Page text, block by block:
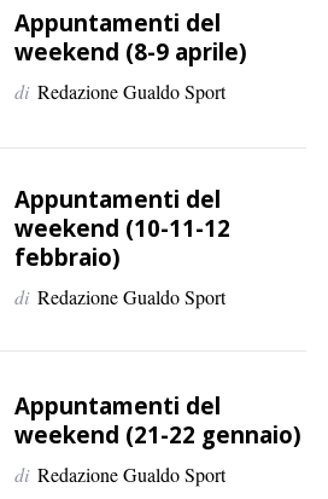
Appuntamenti del
weekend (8-9 aprile)
di Redazione Gualdo Sport
Appuntamenti del
weekend (10-11-12
febbraio)
di Redazione Gualdo Sport
Appuntamenti del
weekend (21-22 gennaio)
di Redazione Gualdo Sport